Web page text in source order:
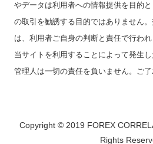
やデータは利用者への情報提供を目的
の取引を勧誘する目的ではありません
は、利用者ご自身の判断と責任で行われ
当サイトを利用することによって発生し
管理人は一切の責任を負いません。ご了
Copyright © 2019 FOREX
Rights